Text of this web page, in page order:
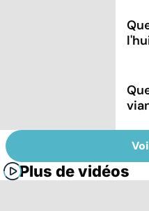
Plus de vidéos